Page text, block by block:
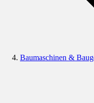
Baumaschinen &